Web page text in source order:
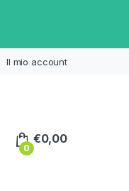
Il mio account
0
€0,00